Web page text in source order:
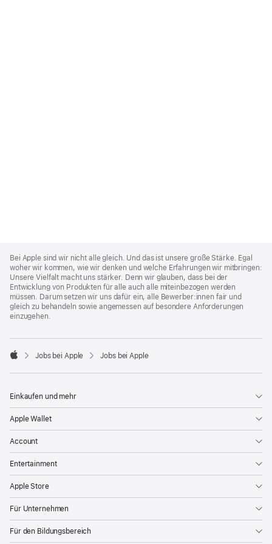
Footer
Bei Apple sind wir nicht alle gleich. Und das ist unsere große Stärke. Egal
woher wir kommen, wie wir denken und welche Erfahrungen wir mitbringen:
Unsere Vielfalt macht uns stärker. Denn wir glauben, dass bei der
Entwicklung von Produkten für alle auch alle miteinbezogen werden
müssen. Darum setzen wir uns dafür ein, alle Bewerber:innen fair und
gleich zu behandeln sowie angemessen auf besondere Anforderungen
einzugehen.

Jobs bei Apple Jobs bei Apple
Einkaufen und mehr
Apple Wallet
Account
Entertainment
Apple Store
Für Unternehmen
Für den Bildungsbereich